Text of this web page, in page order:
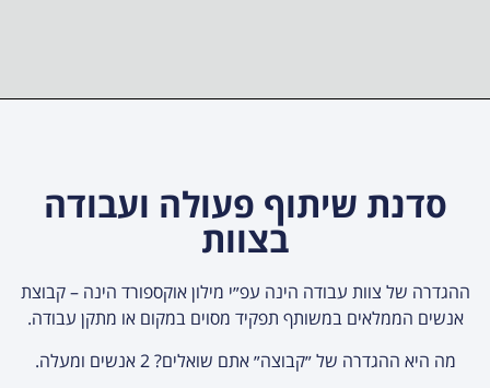
סדנת שיתוף פעולה ועבודה
בצוות
ההגדרה של צוות עבודה הינה עפ״י מילון אוקספורד הינה – קבוצת
אנשים הממלאים במשותף תפקיד מסוים במקום או מתקן עבודה.
מה היא ההגדרה של ״קבוצה״ אתם שואלים? 2 אנשים ומעלה.